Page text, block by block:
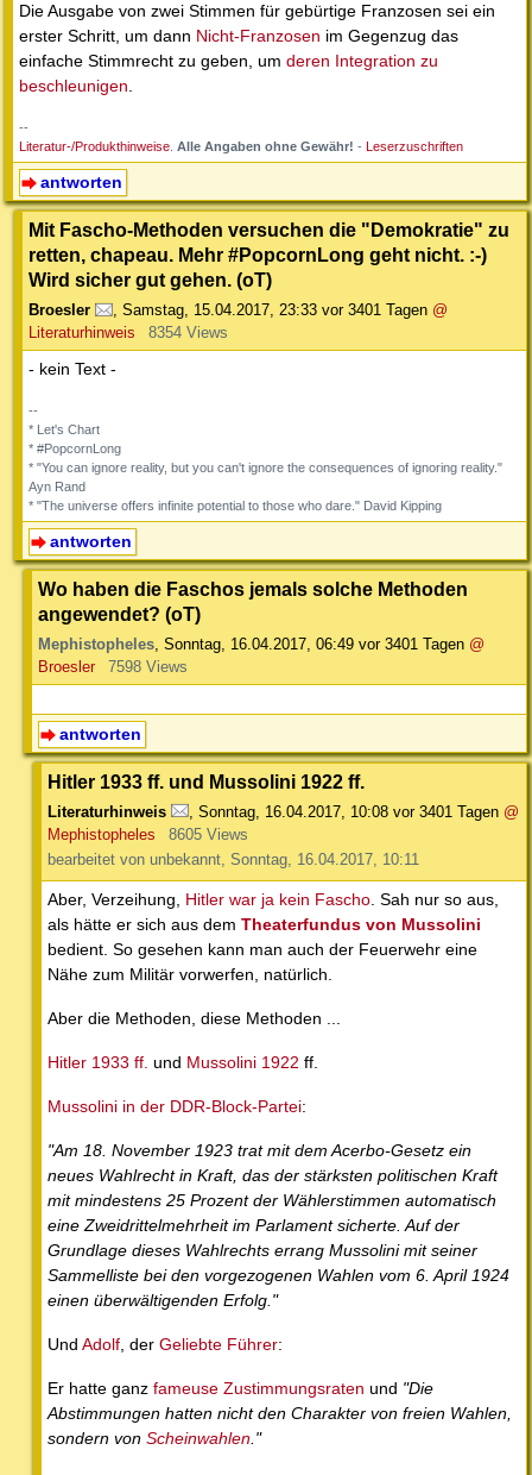
Die Ausgabe von zwei Stimmen für gebürtige Franzosen sei ein
erster Schritt, um dann Nicht-Franzosen im Gegenzug das
einfache Stimmrecht zu geben, um deren Integration zu
beschleunigen.
--
Literatur-/Produkthinweise. Alle Angaben ohne Gewähr! - Leserzuschriften
antworten
Mit Fascho-Methoden versuchen die "Demokratie" zu
retten, chapeau. Mehr #PopcornLong geht nicht. :-)
Wird sicher gut gehen. (oT)
Broesler , Samstag, 15.04.2017, 23:33 vor 3401 Tagen @
Literaturhinweis
8354 Views
- kein Text -
--
* Let's Chart
* #PopcornLong
* "You can ignore reality, but you can't ignore the consequences of ignoring reality."
Ayn Rand
* "The universe offers infinite potential to those who dare." David Kipping
antworten
Wo haben die Faschos jemals solche Methoden
angewendet? (oT)
Mephistopheles, Sonntag, 16.04.2017, 06:49 vor 3401 Tagen @
Broesler
7598 Views
antworten
Hitler 1933 ff. und Mussolini 1922 ff.
Literaturhinweis Sonntag, 16.04.2017, 10:08 vor 3401 Tagen @
Mephistopheles
8605 Views
bearbeitet von unbekannt, Sonntag, 16.04.2017, 10:11
Aber, Verzeihung, Hitler war ja kein Fascho . Sah nur so aus,
als hätte er sich aus dem Theaterfundus von Mussolini
bedient. So gesehen kann man auch der Feuerwehr eine
Nähe zum Militär vorwerfen, natürlich.
Aber die Methoden, diese Methoden ...
Hitler 1933 ff. und Mussolini 1922 ff.
Mussolini in der DDR-Block-Partei:
"Am 18. November 1923 trat mit dem Acerbo-Gesetz ein
neues Wahlrecht in Kraft, das der stärksten politischen Kraft
mit mindestens 25 Prozent der Wählerstimmen automatisch
eine Zweidrittelmehrheit im Parlament sicherte. Auf der
Grundlage dieses Wahlrechts errang Mussolini mit seiner
Sammelliste bei den vorgezogenen Wahlen vom 6. April 1924
einen überwältigenden Erfolg."
Und Adolf , der Geliebte Führer:
Er hatte ganz fameuse Zustimmungsraten und "Die
Abstimmungen hatten nicht den Charakter von freien Wahlen,
sondern von Scheinwahlen ."